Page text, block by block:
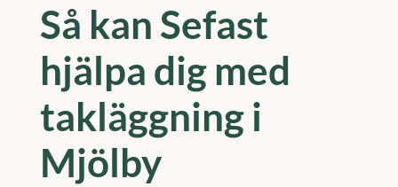
Så kan Sefast
hjälpa dig med
takläggning i
Mjölby